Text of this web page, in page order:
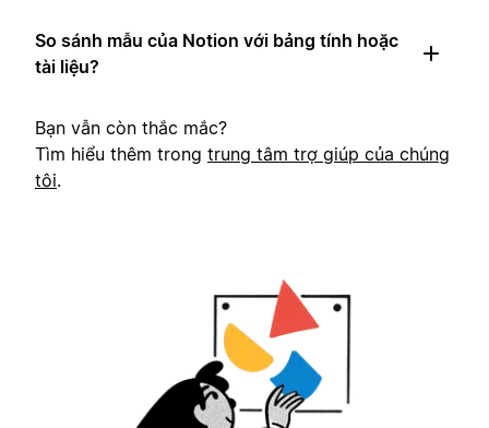
So sánh mẫu của Notion với bảng tính hoặc
tài liệu?
Bạn vẫn còn thắc mắc?
Tìm hiểu thêm trong trung tâm trợ giúp của chúng
tôi.